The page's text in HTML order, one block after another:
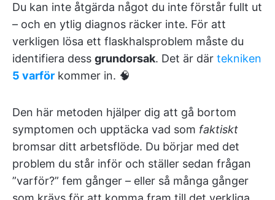
Du kan inte åtgärda något du inte förstår fullt ut
– och en ytlig diagnos räcker inte. För att
verkligen lösa ett flaskhalsproblem måste du
identifiera dess grundorsak. Det är där tekniken
5 varför kommer in. 🧠
Den här metoden hjälper dig att gå bortom
symptomen och upptäcka vad som faktiskt
bromsar ditt arbetsflöde. Du börjar med det
problem du står inför och ställer sedan frågan
”varför?” fem gånger – eller så många gånger